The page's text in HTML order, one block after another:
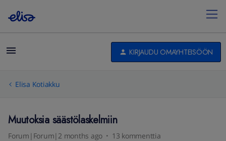
KIRJAUDU OMAYHTEISÖÖN
Elisa Kotiakku
Muutoksia säästölaskelmiin
Forum|Forum|2 months ago 13 kommenttia